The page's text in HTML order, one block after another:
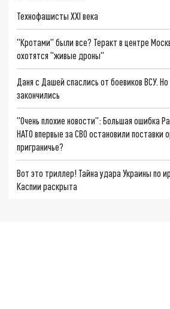
Технофашисты XXI века
"Кротами" были все? Теракт в центре
охотятся "живые дроны"
Даня с Дашей спаслись от боевиков ВСУ.
закончились
"Очень плохие новости": Большая ошибка
НАТО впервые за СВО остановили поставки
приграничье?
Вот это триллер! Тайна удара Украины по
Каспии раскрыта